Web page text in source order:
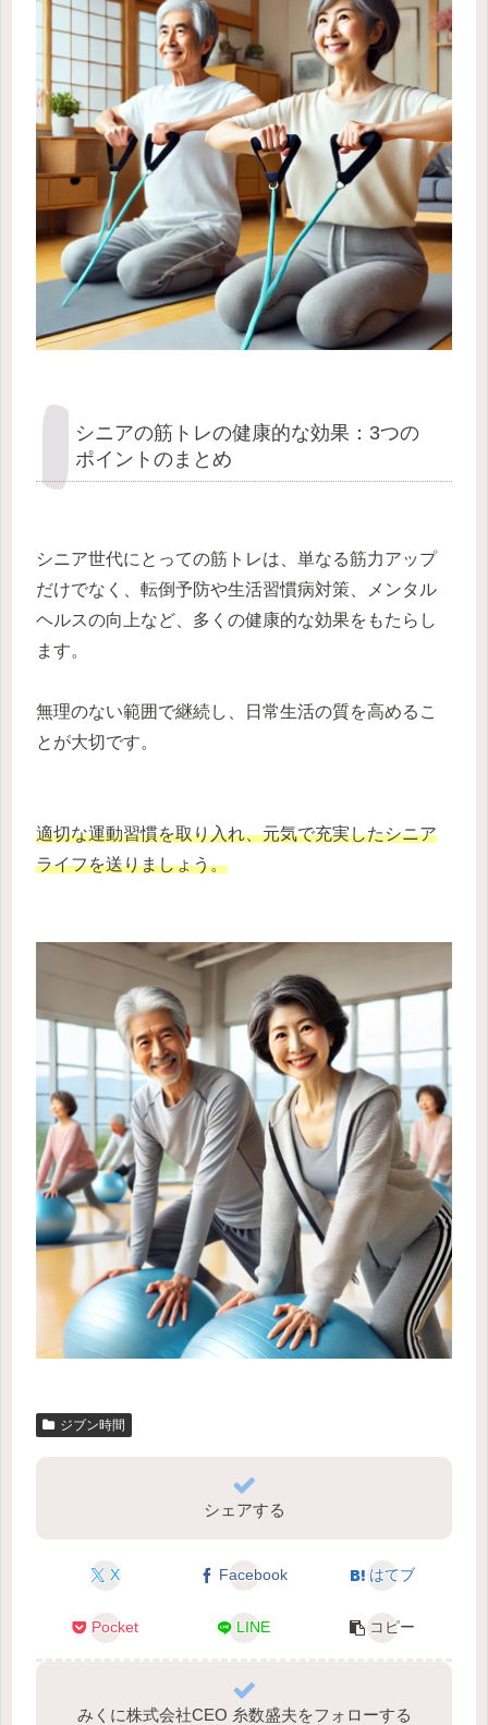
シニアの筋トレの健康的な効果：3つの
ポイントのまとめ
シニア世代にとっての筋トレは、単なる筋力アップ
だけでなく、転倒予防や生活習慣病対策、メンタル
ヘルスの向上など、多くの健康的な効果をもたらし
ます。
無理のない範囲で継続し、日常生活の質を高めるこ
とが大切です。
適切な運動習慣を取り入れ、元気で充実したシニア
ライフを送りましょう。
ジブン時間
シェアする
X Facebook はてブ
Pocket LINE コピー
みくに株式会社CEO 糸数盛夫をフォローする